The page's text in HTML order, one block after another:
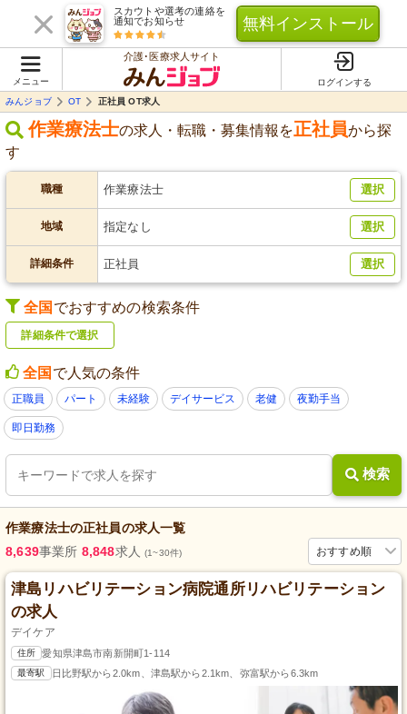
スカウトや選考の連絡を
通知でお知らせ
無料インストール
メニュー
介護･医療求人サイト
ログインする
みんジョブ
OT 正社員 OT求人
作業療法士の求人・転職・募集情報を正社員から探
す
職種 作業療法士 選択
地域 指定なし 選択
詳細条件 正社員 選択
全国 でおすすめの検索条件
詳細条件で選択
全国 で人気の条件
正職員 パート 未経験 デイサービス 老健 夜勤手当
即日勤務
検索
作業療法士の正社員の求人一覧
おすすめ順
8,639事業所 8,848求人(1~30件)
津島リハビリテーション病院通所リハビリテーション
の求人
デイケア
住所 愛知県津島市南新開町1-114
最寄駅 日比野駅から2.0km、津島駅から2.1km、弥富駅から6.3km